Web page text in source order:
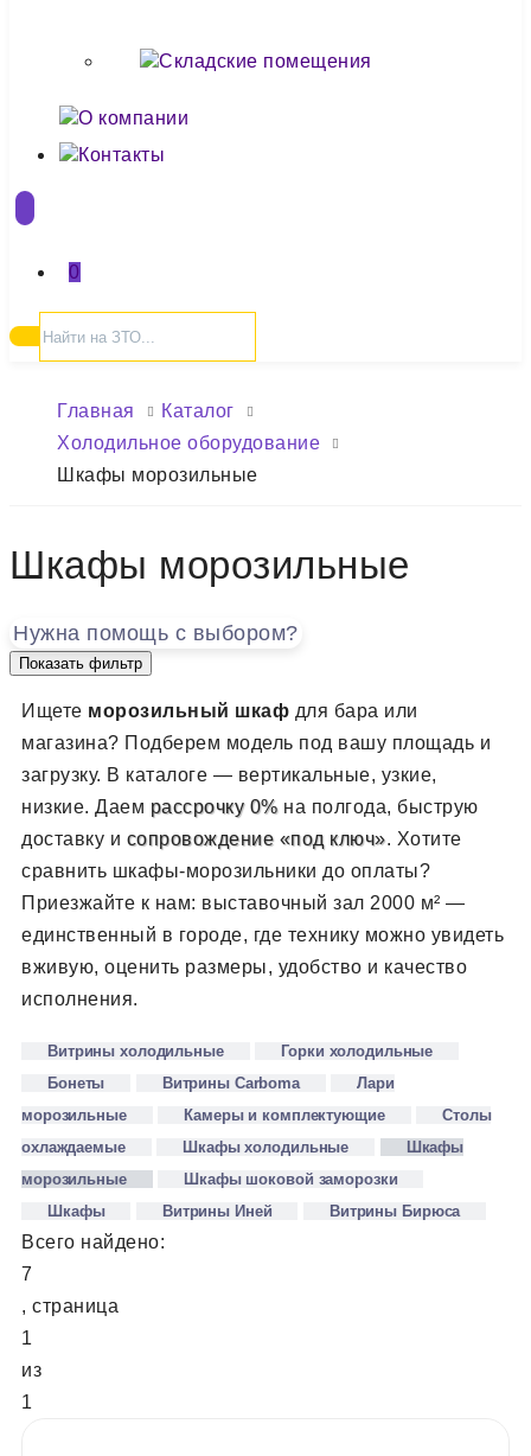
Складские помещения
О компании
Контакты
0
Главная
Каталог
Холодильное оборудование
Шкафы морозильные
Шкафы морозильные
Нужна помощь с выбором?
Показать фильтр
Ищете морозильный шкаф для бара или
магазина? Подберем модель под вашу площадь и
загрузку. В каталоге — вертикальные, узкие,
низкие. Даем рассрочку 0%на полгода, быструю
доставку и сопровождение «под ключ». Хотите
сравнить шкафы-морозильники до оплаты?
Приезжайте к нам: выставочный зал 2000 м² —
единственный в городе, где технику можно увидеть
вживую, оценить размеры, удобство и качество
исполнения.
Витрины холодильные
Горки холодильные
Бонеты
Витрины Carboma
Лари
морозильные
Камеры и комплектующие
Столы
охлаждаемые
Шкафы холодильные
Шкафы
морозильные
Шкафы шоковой заморозки
Шкафы
Витрины Иней Витрины Бирюса
Всего найдено:
7
, страница
1
из
1